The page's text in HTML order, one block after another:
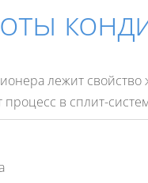
лежит
процесс в сплит-